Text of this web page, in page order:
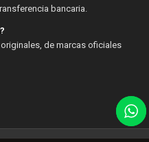
bancaria.
de marcas oficiales